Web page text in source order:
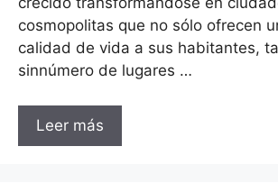
cosmopolitas que no sólo ofrecen
calidad de vida a sus habitantes,
sinnúmero de lugares …
Leer más